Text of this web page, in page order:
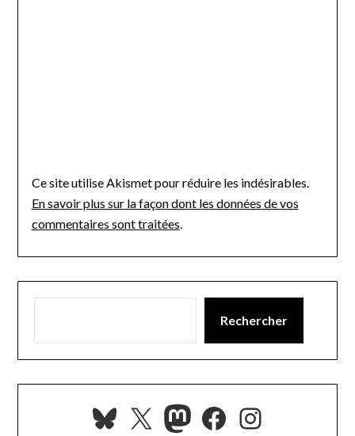
Ce site utilise Akismet pour réduire les indésirables.
En savoir plus sur la façon dont les données de vos
commentaires sont traitées.
Rechercher
Bluesky
X Mastodon
Facebook